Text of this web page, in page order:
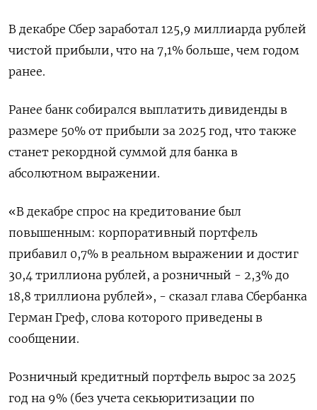
В декабре Сбер заработал 125,9 миллиарда рублей
чистой прибыли, что на 7,⁠1% больше, чем годом
ранее.
Ранее банк собирался выплатить дивиденды в
размере 50% от прибыли за 2025 год, что также
станет рекордной суммой для банка в
абсолютном выражении.
«В декабре спрос на кредитование был
повышенным: корпоративный портфель
прибавил 0,7% в реальном выражении и достиг
30,4 триллиона рублей, а розничный - 2,3% ⁠до
18,8 триллиона рублей», - сказал глава Сбербанка
​Герман Греф, слова которого приведены в
сообщении.
Розничный кредитный портфель вырос за 2025
⁠год на 9% (без учета секьюритизации по